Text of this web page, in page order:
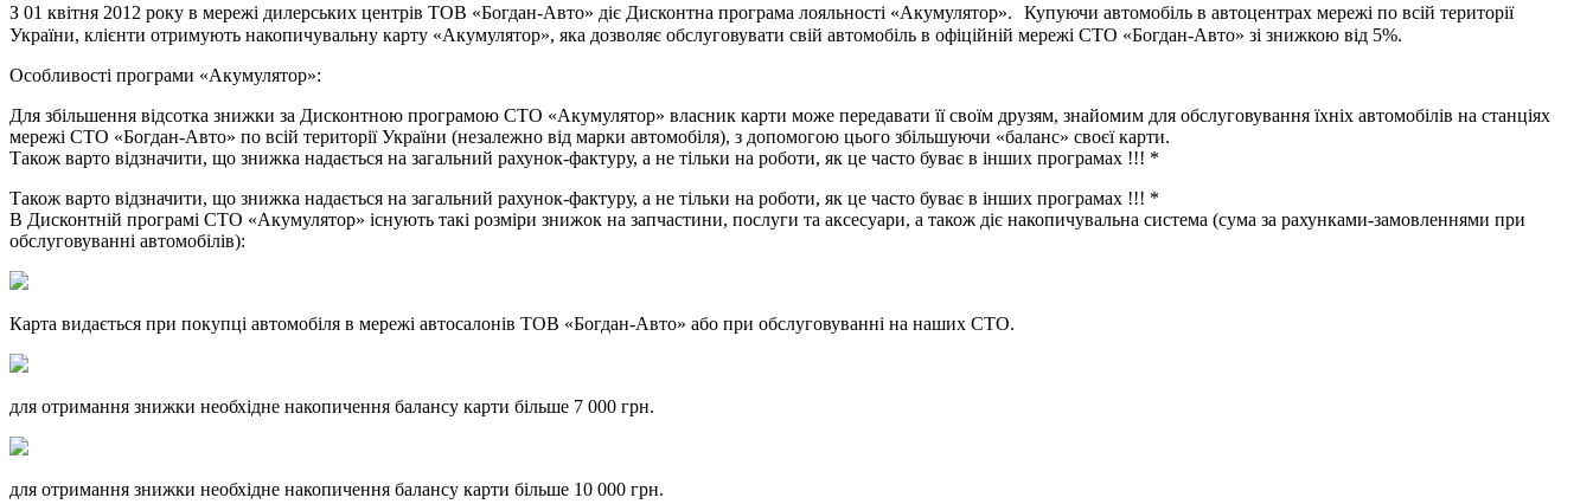
З 01 квітня 2012 року в мережі дилерських центрів ТОВ «Богдан-Авто» діє Дисконтна програма лояльності «Акумулятор». Купуючи автомобіль в автоцентрах мережі по всій території
України, клієнти отримують накопичувальну карту «Акумулятор», яка дозволяє обслуговувати свій автомобіль в офіційній мережі СТО «Богдан-Авто» зі знижкою від 5%.
Особливості програми «Акумулятор»:
Для збільшення відсотка знижки за Дисконтною програмою СТО «Акумулятор» власник карти може передавати її своїм друзям, знайомим для обслуговування їхніх автомобілів на станціях
мережі СТО «Богдан-Авто» по всій території України (незалежно від марки автомобіля), з допомогою цього збільшуючи «баланс» своєї карти.
Також варто відзначити, що знижка надається на загальний рахунок-фактуру, а не тільки на роботи, як це часто буває в інших програмах !!! *
Також варто відзначити, що знижка надається на загальний рахунок-фактуру, а не тільки на роботи, як це часто буває в інших програмах !!! *
В Дисконтній програмі СТО «Акумулятор» існують такі розміри знижок на запчастини, послуги та аксесуари, а також діє накопичувальна система (сума за рахунками-замовленнями при
обслуговуванні автомобілів):
Карта видається при покупці автомобіля в мережі автосалонів ТОВ «Богдан-Авто» або при обслуговуванні на наших СТО.
для отримання знижки необхідне накопичення балансу карти більше 7 000 грн.
для отримання знижки необхідне накопичення балансу карти більше 10 000 грн.